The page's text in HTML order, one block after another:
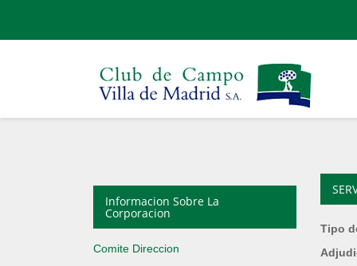
Informacion Sobre La
Corporacion
Comite Direccion
Tipo